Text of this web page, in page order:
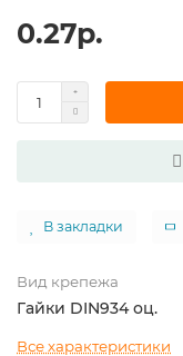
0.27р.
В закладки
Вид крепежа
Гайки DIN934 оц.
Все характеристики